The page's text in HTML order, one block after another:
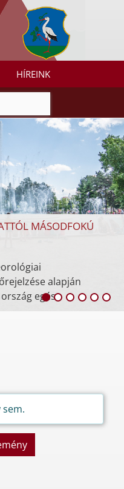
HÍREINK
MÁSODFOKÚ
alapján
egész
sem.